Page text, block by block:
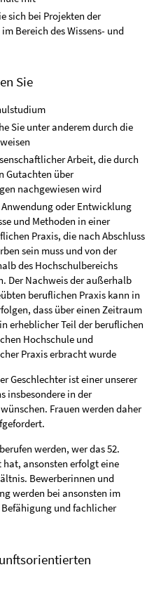
sich bei Projekten der
Bereich des Wissens- und
Sie
Sie unter anderem durch die
Arbeit, die durch
Gutachten über
nachgewiesen wird
oder Entwicklung
und Methoden in einer
Praxis, die nach Abschluss
sein muss und von der
des Hochschulbereichs
Der Nachweis der außerhalb
beruflichen Praxis kann in
dass über einen Zeitraum
erheblicher Teil der beruflichen
Hochschule und
Praxis erbracht wurde
Geschlechter ist einer unserer
insbesondere in der
Frauen werden daher
werden, wer das 52.
ansonsten erfolgt eine
Bewerberinnen und
werden bei ansonsten im
und fachlicher